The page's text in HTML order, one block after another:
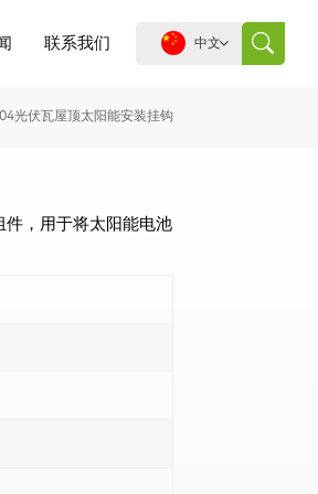
联系我们 中文
光伏瓦屋顶太阳能安装挂钩
，用于将太阳能电池